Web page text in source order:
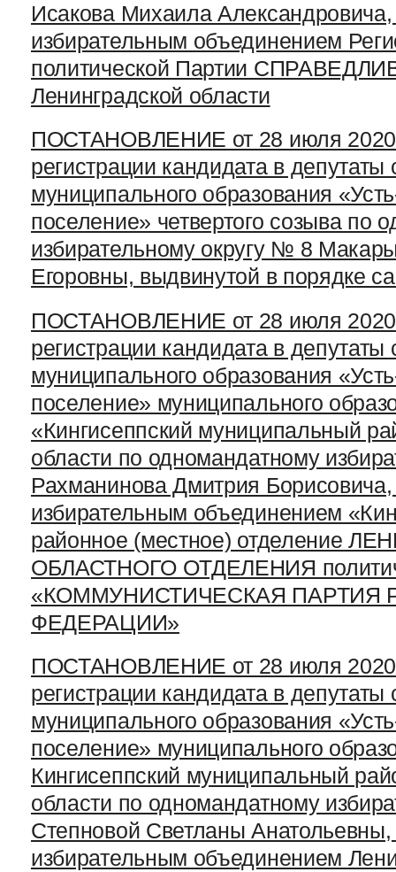
Исакова Михаила Александровича,
избирательным объединением
политической Партии
Ленинградской области
ПОСТАНОВЛЕНИЕ от 28 июля
регистрации кандидата в депутаты
муниципального образования
поселение» четвертого созыва по
избирательному округу № 8
Егоровны, выдвинутой в порядке
ПОСТАНОВЛЕНИЕ от 28 июля
регистрации кандидата в депутаты
муниципального образования
поселение» муниципального
«Кингисеппский муниципальный
области по одномандатному
Рахманинова Дмитрия Борисовича,
избирательным объединением
районное (местное) отделение
ОБЛАСТНОГО ОТДЕЛЕНИЯ
«КОММУНИСТИЧЕСКАЯ ПАРТИЯ
ФЕДЕРАЦИИ»
ПОСТАНОВЛЕНИЕ от 28 июля
регистрации кандидата в депутаты
муниципального образования
поселение» муниципального
Кингисеппский муниципальный
области по одномандатному
Степновой Светланы
избирательным объединением